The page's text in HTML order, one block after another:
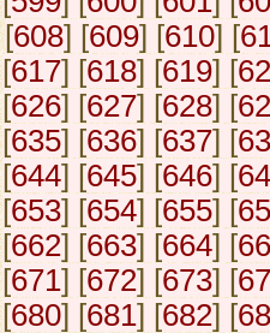
[608] [609] [610] [
[617] [618] [619] [
[626] [627] [628] [
[635] [636] [637] [
[644] [645] [646] [
[653] [654] [655] [
[662] [663] [664] [
[671] [672] [673] [
[680] [681] [682] [